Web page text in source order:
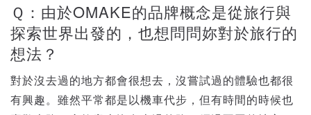
Ｑ：由於OMAKE的品牌概念是從旅行與
探索世界出發的，也想問問妳對於旅行的
想法？
對於沒去過的地方都會很想去，沒嘗試過的體驗也都很
有興趣。雖然平常都是以機車代步，但有時間的時候也